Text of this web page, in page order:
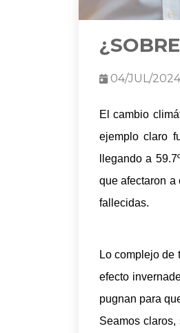
04/JUL/2024
El cambio
ejemplo claro
llegando a
que afectaron
fallecidas.
Lo complejo de
efecto
pugnan para
Seamos